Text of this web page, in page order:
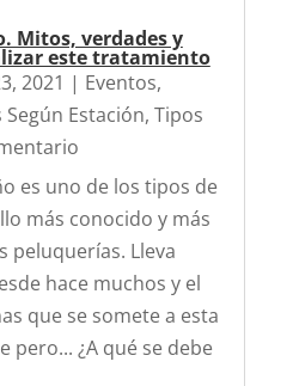
Mitos, verdades y
este tratamiento
2021 | Eventos,
Estación, Tipos
es uno de los tipos de
más conocido y más
peluquerías. Lleva
hace muchos y el
que se somete a esta
pero... ¿A qué se debe